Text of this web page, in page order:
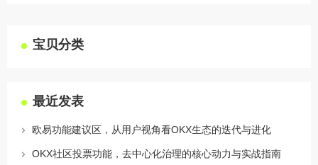
宝贝分类
最近发表
欧易功能建议区，从用户视角看OKX生态的迭代与进化
OKX社区投票功能，去中心化治理的核心动力与实战指南